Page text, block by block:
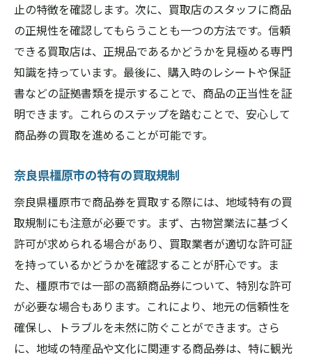
止の特徴を確認します。次に、買取店のスタッフに商品
の正規性を確認してもらうことも一つの方法です。信頼
できる買取店は、正規品であるかどうかを見極める専門
知識を持っています。最後に、購入時のレシートや保証
書などの証拠書類を提示することで、商品の正当性を証
明できます。これらのステップを踏むことで、安心して
商品券の買取を進めることが可能です。
奈良県橿原市の特有の買取規制
奈良県橿原市で商品券を買取する際には、地域特有の買
取規制にも注意が必要です。まず、古物営業法に基づく
許可が求められる場合があり、買取業者が適切な許可証
を持っているかどうかを確認することが肝心です。ま
た、橿原市では一部の高額商品券について、特別な許可
が必要な場合もあります。これにより、地元の信頼性を
確保し、トラブルを未然に防ぐことができます。さら
に、地域の特産品や文化に関連する商品券は、特に観光